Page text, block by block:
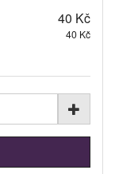
40 Kč
40 Kč